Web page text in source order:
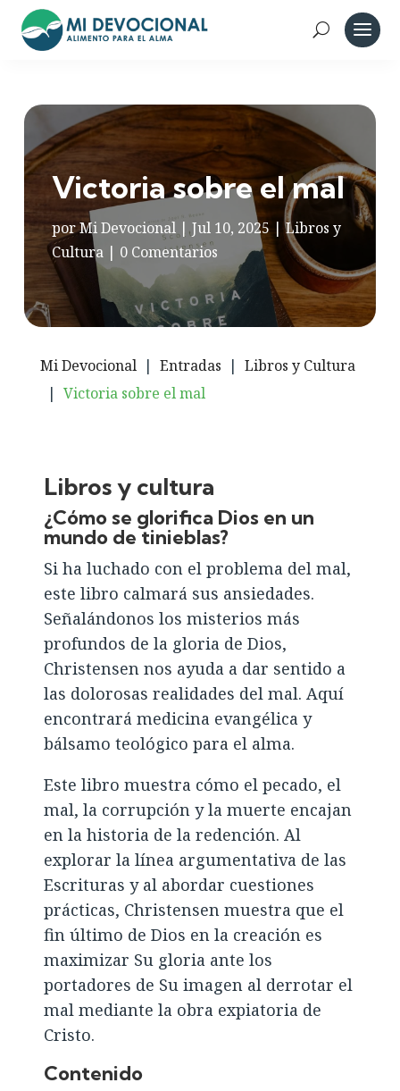
Victoria sobre el mal
porMi Devocional |Jul 10, 2025|Libros y
Cultura | 0 Comentarios
Mi Devocional | Entradas | Libros y Cultura
| Victoria sobre el mal
Libros y cultura
¿Cómo se glorifica Dios en un
mundo de tinieblas?
Si ha luchado con el problema del mal,
este libro calmará sus ansiedades.
Señalándonos los misterios más
profundos de la gloria de Dios,
Christensen nos ayuda a dar sentido a
las dolorosas realidades del mal. Aquí
encontrará medicina evangélica y
bálsamo teológico para el alma.
Este libro muestra cómo el pecado, el
mal, la corrupción y la muerte encajan
en la historia de la redención. Al
explorar la línea argumentativa de las
Escrituras y al abordar cuestiones
prácticas, Christensen muestra que el
fin último de Dios en la creación es
maximizar Su gloria ante los
portadores de Su imagen al derrotar el
mal mediante la obra expiatoria de
Cristo.
Contenido